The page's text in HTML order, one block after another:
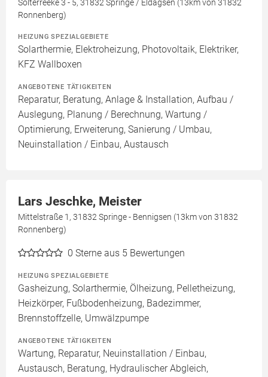
Sölterreeke 3 - 5, 31832 Springe / Eldagsen (13km von 31832
Ronnenberg)
HEIZUNG SPEZIALGEBIETE
Solarthermie, Elektroheizung, Photovoltaik, Elektriker,
KFZ Wallboxen
ANGEBOTENE TÄTIGKEITEN
Reparatur, Beratung, Anlage & Installation, Aufbau /
Auslegung, Planung / Berechnung, Wartung /
Optimierung, Erweiterung, Sanierung / Umbau,
Neuinstallation / Einbau, Austausch
Lars Jeschke, Meister
Mittelstraße 1, 31832 Springe - Bennigsen (13km von 31832
Ronnenberg)
0 Sterne aus 5 Bewertungen
HEIZUNG SPEZIALGEBIETE
Gasheizung, Solarthermie, Ölheizung, Pelletheizung,
Heizkörper, Fußbodenheizung, Badezimmer,
Brennstoffzelle, Umwälzpumpe
ANGEBOTENE TÄTIGKEITEN
Wartung, Reparatur, Neuinstallation / Einbau,
Austausch, Beratung, Hydraulischer Abgleich,